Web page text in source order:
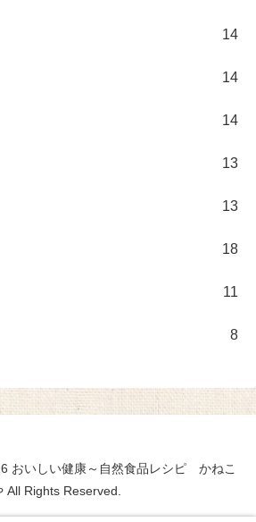
14
14
14
13
13
18
11
8
おいしい健康～自然食品レシピ かねこ
All Rights Reserved.